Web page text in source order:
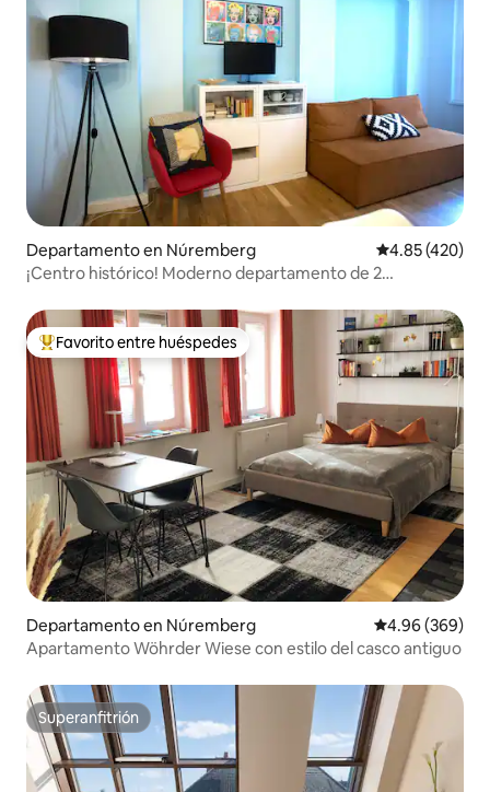
Departamento en Núremberg Calificación
4.85 (420)
¡Centro histórico! Moderno departamento de 2
acondicionado
De los mejores en Favorito entre huéspedes
Favorito entre huéspedes
Departamento en Núremberg Calificación
4.96 (369)
Apartamento Wöhrder Wiese con estilo del casco antiguo
Superanfitrión
Superanfitrión